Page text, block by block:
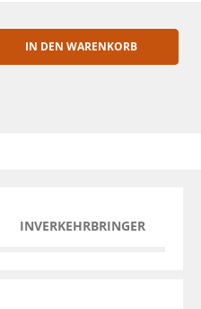
IN DEN WARENKORB
INVERKEHRBRINGER